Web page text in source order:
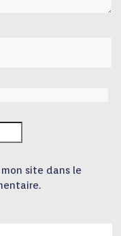
site dans le